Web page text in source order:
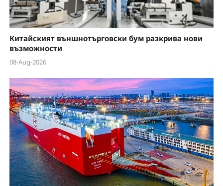
Китайският външнотърговски бум разкрива нови
възможности
08-Aug-2026